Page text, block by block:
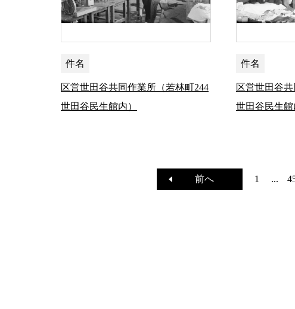
件名
区営世田谷共同作業所（若林町244
世田谷民生館内）
件名
区営世田谷
世田谷民生館
前へ 1 ...